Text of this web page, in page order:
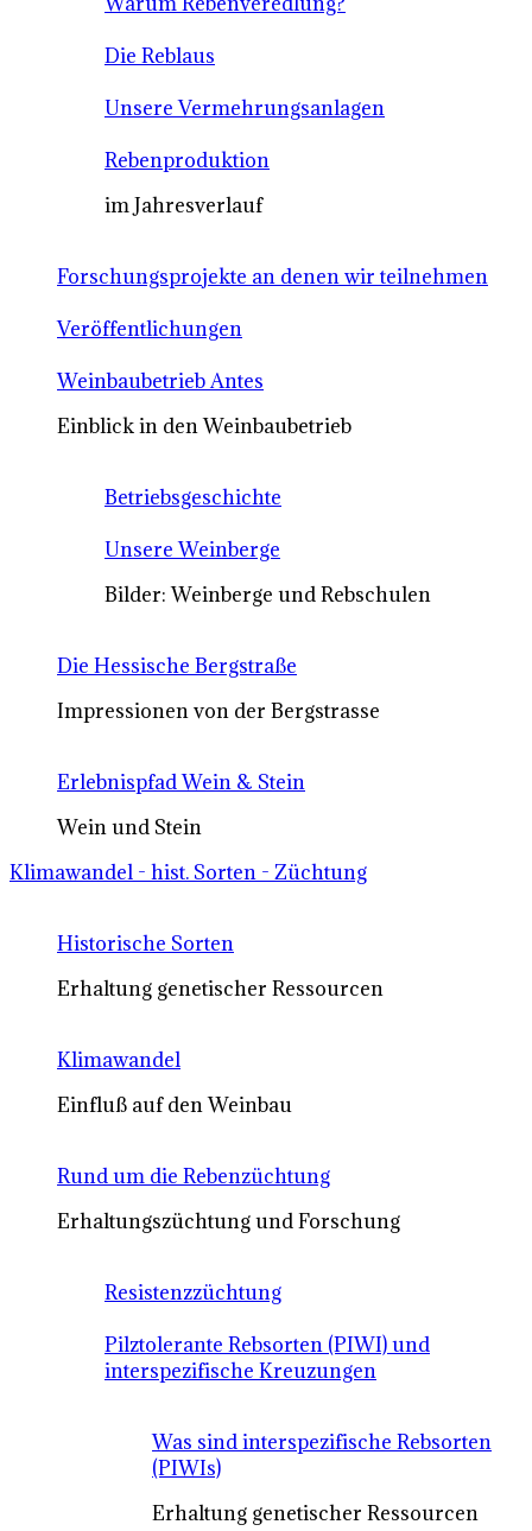
Die Reblaus
Unsere Vermehrungsanlagen
Rebenproduktion
im Jahresverlauf
Forschungsprojekte an denen wir teilnehmen
Veröffentlichungen
Weinbaubetrieb Antes
Einblick in den Weinbaubetrieb
Betriebsgeschichte
Unsere Weinberge
Bilder: Weinberge und Rebschulen
Die Hessische Bergstraße
Impressionen von der Bergstrasse
Erlebnispfad Wein & Stein
Wein und Stein
Klimawandel - hist. Sorten - Züchtung
Historische Sorten
Erhaltung genetischer Ressourcen
Klimawandel
Einfluß auf den Weinbau
Rund um die Rebenzüchtung
Erhaltungszüchtung und Forschung
Resistenzzüchtung
Pilztolerante Rebsorten (PIWI) und
interspezifische Kreuzungen
Was sind interspezifische Rebsorten
(PIWIs)
Erhaltung genetischer Ressourcen